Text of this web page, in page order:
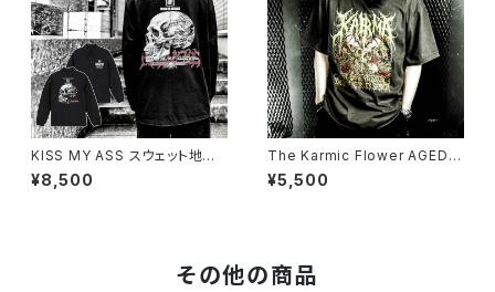
KISS MY ASS スウェット地コ
ーチジャケット（公式サイト限定
SPOT ITEM）
¥8,500
The Karmic Flower AGED T
-shirt
¥5,500
その他の商品